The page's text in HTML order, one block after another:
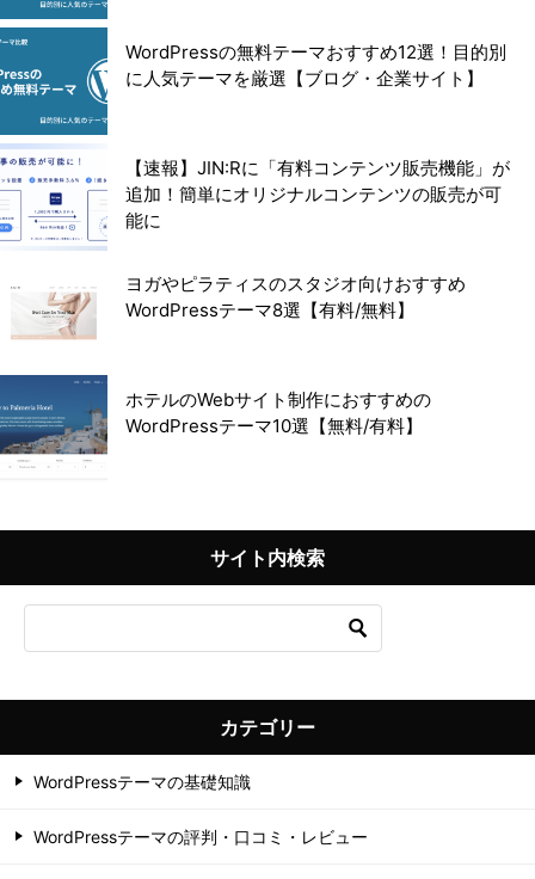
WordPressの無料テーマおすすめ12選！目的別
に人気テーマを厳選【ブログ・企業サイト】
【速報】JIN:Rに「有料コンテンツ販売機能」が
追加！簡単にオリジナルコンテンツの販売が可
能に
ヨガやピラティスのスタジオ向けおすすめ
WordPressテーマ8選【有料/無料】
ホテルのWebサイト制作におすすめの
WordPressテーマ10選【無料/有料】
サイト内検索
カテゴリー
WordPressテーマの基礎知識
WordPressテーマの評判・口コミ・レビュー